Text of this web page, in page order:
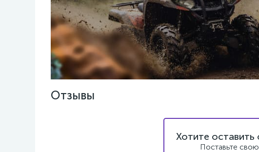
Отзывы
Хотите оставить
Поставьте